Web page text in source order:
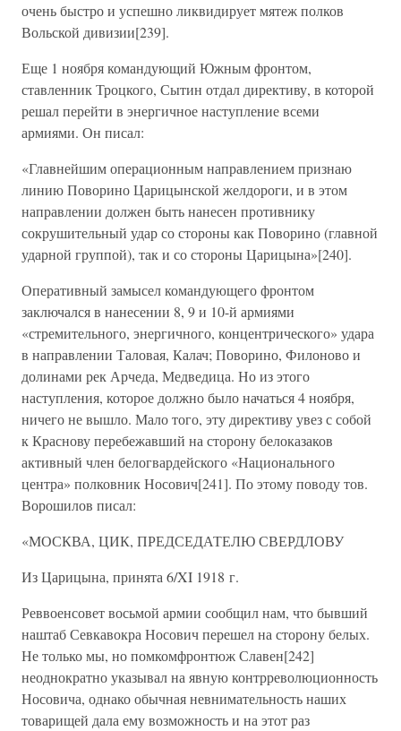
очень быстро и успешно ликвидирует мятеж полков
Вольской дивизии[239].
Еще 1 ноября командующий Южным фронтом,
ставленник Троцкого, Сытин отдал директиву, в которой
решал перейти в энергичное наступление всеми
армиями. Он писал:
«Главнейшим операционным направлением признаю
линию Поворино Царицынской желдороги, и в этом
направлении должен быть нанесен противнику
сокрушительный удар со стороны как Поворино (главной
ударной группой), так и со стороны Царицына»[240].
Оперативный замысел командующего фронтом
заключался в нанесении 8, 9 и 10-й армиями
«стремительного, энергичного, концентрического» удара
в направлении Таловая, Калач; Поворино, Филоново и
долинами рек Арчеда, Медведица. Но из этого
наступления, которое должно было начаться 4 ноября,
ничего не вышло. Мало того, эту директиву увез с собой
к Краснову перебежавший на сторону белоказаков
активный член белогвардейского «Национального
центра» полковник Носович[241]. По этому поводу тов.
Ворошилов писал:
«МОСКВА, ЦИК, ПРЕДСЕДАТЕЛЮ СВЕРДЛОВУ
Из Царицына, принята 6/XI 1918 г.
Реввоенсовет восьмой армии сообщил нам, что бывший
наштаб Севкавокра Носович перешел на сторону белых.
Не только мы, но помкомфронтюж Славен[242]
неоднократно указывал на явную контрреволюционность
Носовича, однако обычная невнимательность наших
товарищей дала ему возможность и на этот раз